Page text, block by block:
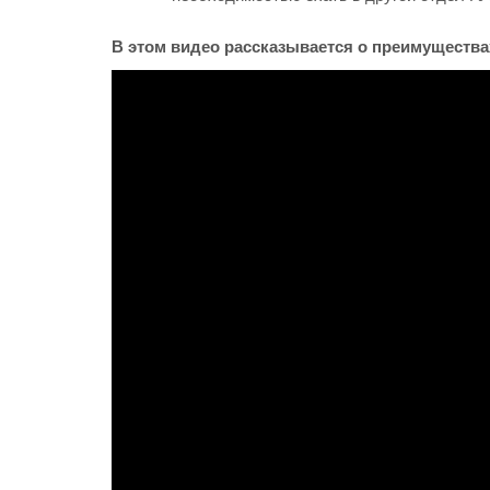
В этом видео рассказывается о